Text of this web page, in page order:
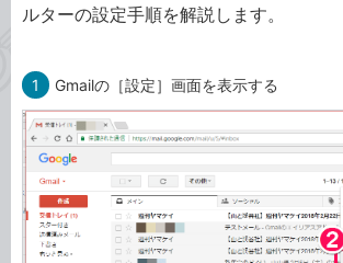
ルターの設定手順を解説します。
1 Gmailの［設定］画面を表示する